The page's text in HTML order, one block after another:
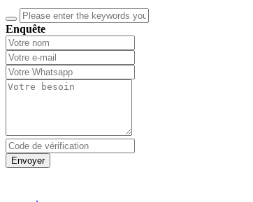
Enquête
Envoyer